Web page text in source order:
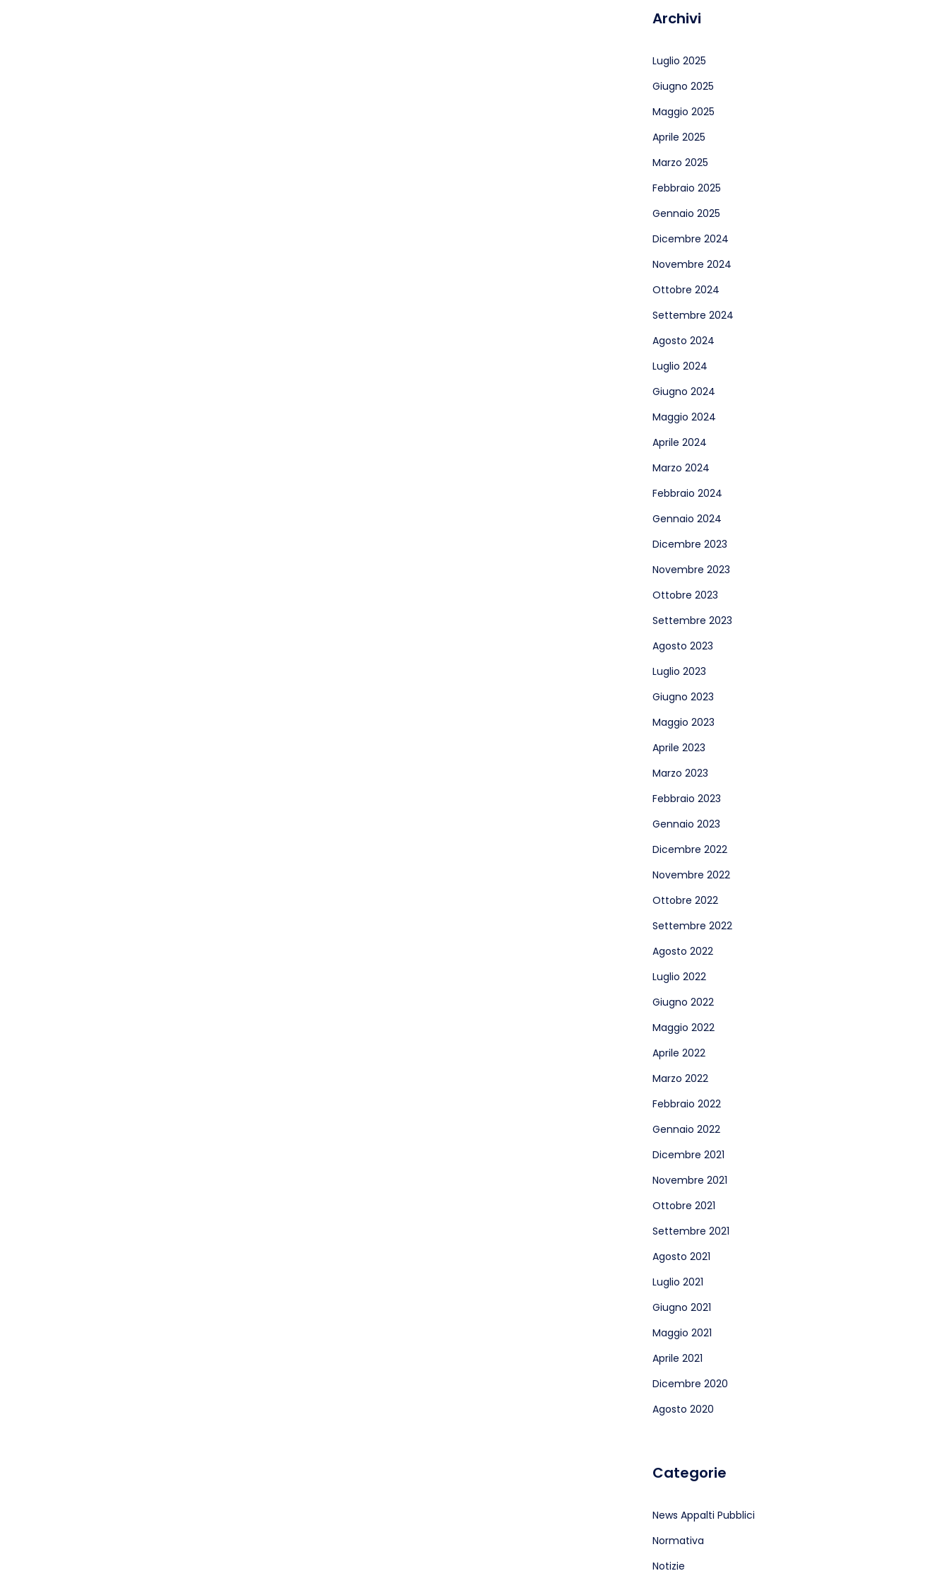
Archivi
Luglio 2025
Giugno 2025
Maggio 2025
Aprile 2025
Marzo 2025
Febbraio 2025
Gennaio 2025
Dicembre 2024
Novembre 2024
Ottobre 2024
Settembre 2024
Agosto 2024
Luglio 2024
Giugno 2024
Maggio 2024
Aprile 2024
Marzo 2024
Febbraio 2024
Gennaio 2024
Dicembre 2023
Novembre 2023
Ottobre 2023
Settembre 2023
Agosto 2023
Luglio 2023
Giugno 2023
Maggio 2023
Aprile 2023
Marzo 2023
Febbraio 2023
Gennaio 2023
Dicembre 2022
Novembre 2022
Ottobre 2022
Settembre 2022
Agosto 2022
Luglio 2022
Giugno 2022
Maggio 2022
Aprile 2022
Marzo 2022
Febbraio 2022
Gennaio 2022
Dicembre 2021
Novembre 2021
Ottobre 2021
Settembre 2021
Agosto 2021
Luglio 2021
Giugno 2021
Maggio 2021
Aprile 2021
Dicembre 2020
Agosto 2020
Categorie
News Appalti Pubblici
Normativa
Notizie